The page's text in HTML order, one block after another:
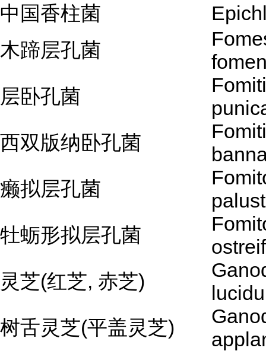
中国香柱菌
木蹄层孔菌
层卧孔菌
西双版纳卧孔菌
癞拟层孔菌
牡蛎形拟层孔菌
灵芝(红芝, 赤芝)
树舌灵芝(平盖灵芝)